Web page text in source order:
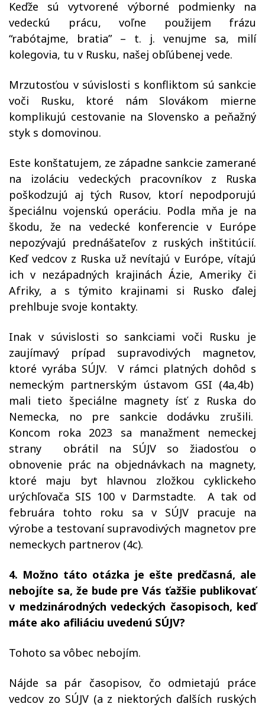
Keďže sú vytvorené výborné podmienky na
vedeckú prácu, voľne použijem frázu
“rabótajme, bratia” – t. j. venujme sa, milí
kolegovia, tu v Rusku, našej obľúbenej vede.
Mrzutosťou v súvislosti s konfliktom sú sankcie
voči Rusku, ktoré nám Slovákom mierne
komplikujú cestovanie na Slovensko a peňažný
styk s domovinou.
Este konštatujem, ze západne sankcie zamerané
na izoláciu vedeckých pracovníkov z Ruska
poškodzujú aj tých Rusov, ktorí nepodporujú
špeciálnu vojenskú operáciu. Podla mňa je na
škodu, že na vedecké konferencie v Európe
nepozývajú prednášateľov z ruských inštitúcií.
Keď vedcov z Ruska už nevítajú v Európe, vítajú
ich v nezápadných krajinách Ázie, Ameriky či
Afriky, a s týmito krajinami si Rusko ďalej
prehlbuje svoje kontakty.
Inak v súvislosti so sankciami voči Rusku je
zaujímavý prípad supravodivých magnetov,
ktoré vyrába SÚJV. V rámci platných dohôd s
nemeckým partnerským ústavom GSI (4a,4b)
mali tieto špeciálne magnety ísť z Ruska do
Nemecka, no pre sankcie dodávku zrušili.
Koncom roka 2023 sa manažment nemeckej
strany obrátil na SÚJV so žiadosťou o
obnovenie prác na objednávkach na magnety,
ktoré maju byt hlavnou zložkou cyklickeho
urýchľovača SIS 100 v Darmstadte. A tak od
februára tohto roku sa v SÚJV pracuje na
výrobe a testovaní supravodivých magnetov pre
nemeckych partnerov (4c).
4. Možno táto otázka je ešte predčasná, ale
nebojíte sa, že bude pre Vás ťažšie publikovať
v medzinárodných vedeckých časopisoch, keď
máte ako afiliáciu uvedenú SÚJV?
Tohoto sa vôbec nebojím.
Nájde sa pár časopisov, čo odmietajú práce
vedcov zo SÚJV (a z niektorých ďalších ruských